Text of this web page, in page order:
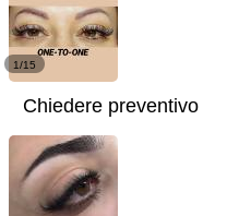
1/15
Chiedere preventivo